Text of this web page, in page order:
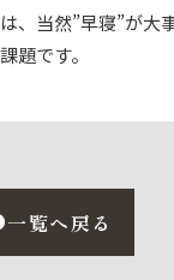
、当然”早寝”が大
題です。
一覧へ戻る